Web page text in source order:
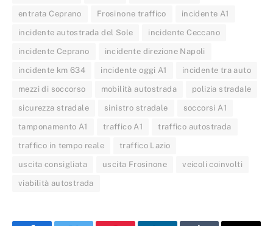
entrata Ceprano Frosinone traffico incidente A1
incidente autostrada del Sole incidente Ceccano
incidente Ceprano incidente direzione Napoli
incidente km 634 incidente oggi A1 incidente tra auto
mezzi di soccorso mobilità autostrada polizia stradale
sicurezza stradale sinistro stradale soccorsi A1
tamponamento A1 traffico A1 traffico autostrada
traffico in tempo reale traffico Lazio
uscita consigliata uscita Frosinone veicoli coinvolti
viabilità autostrada